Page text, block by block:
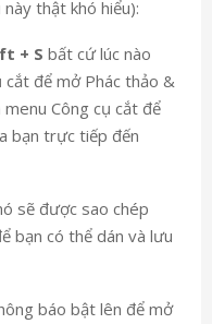
thật khó hiểu):
+ S bất cứ lúc nào
để mở Phác thảo &
Công cụ cắt để
bạn trực tiếp đến
sẽ được sao chép
bạn có thể dán và lưu
báo bật lên để mở